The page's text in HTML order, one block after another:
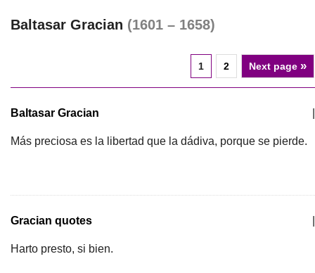
Baltasar Gracian (1601 – 1658)
1 2 Next page »
Baltasar Gracian
Más preciosa es la libertad que la dádiva, porque se pierde.
Gracian quotes
Harto presto, si bien.